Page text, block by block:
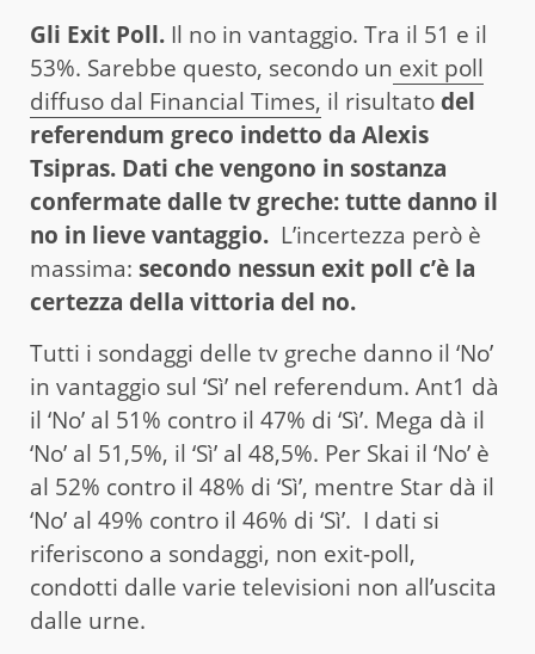
Gli Exit Poll. Il no in vantaggio. Tra il 51 e il
53%. Sarebbe questo, secondo un exit poll
diffuso dal Financial Times, il risultato del
referendum greco indetto da Alexis
Tsipras. Dati che vengono in sostanza
confermate dalle tv greche: tutte danno il
no in lieve vantaggio. L’incertezza però è
massima: secondo nessun exit poll c’è la
certezza della vittoria del no.
Tutti i sondaggi delle tv greche danno il ‘No’
in vantaggio sul ‘Sì’ nel referendum. Ant1 dà
il ‘No’ al 51% contro il 47% di ‘Sì’. Mega dà il
‘No’ al 51,5%, il ‘Sì’ al 48,5%. Per Skai il ‘No’ è
al 52% contro il 48% di ‘Sì’, mentre Star dà il
‘No’ al 49% contro il 46% di ‘Sì’. I dati si
riferiscono a sondaggi, non exit-poll,
condotti dalle varie televisioni non all’uscita
dalle urne.